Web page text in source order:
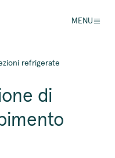
MENU
refrigerate
di